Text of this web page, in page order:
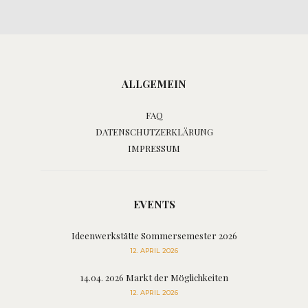
ALLGEMEIN
FAQ
DATENSCHUTZERKLÄRUNG
IMPRESSUM
EVENTS
Ideenwerkstätte Sommersemester 2026
12. APRIL 2026
14.04. 2026 Markt der Möglichkeiten
12. APRIL 2026